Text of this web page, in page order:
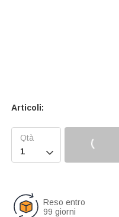
Articoli:

Reso entro
99 giorni